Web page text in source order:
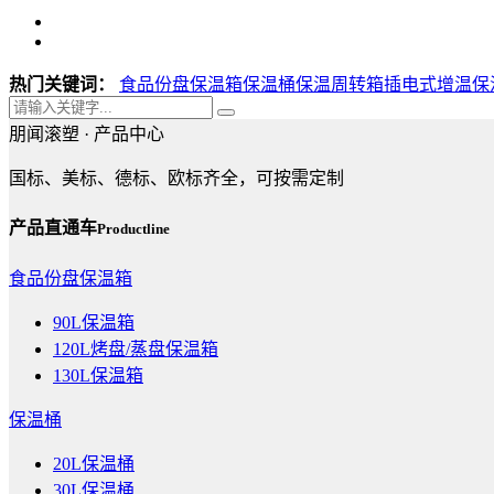
热门关键词： 食品份盘保温箱保温桶保温周转箱插电式增温保
朋闻滚塑 · 产品中心
国标、美标、德标、欧标齐全，可按需定制
产品直通车Productline
食品份盘保温箱
90L保温箱
120L烤盘/蒸盘保温箱
130L保温箱
保温桶
20L保温桶
30L保温桶